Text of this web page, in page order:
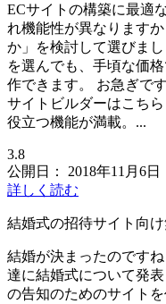
ECサイトの構築に最適
れ機能性が異なります
か」を検討して選びま
を選んでも、手頃な価
作できます。 お急ぎで
サイトビルダーはこち
役立つ機能が満載。...
3.8
公開日：
2018年11月6日
詳しく読む
結婚式の招待サイト向け
結婚が決まったのです
達に結婚式について発
の告知のためのサイト